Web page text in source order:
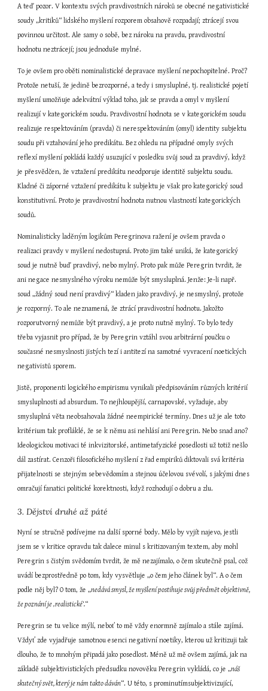
A teď pozor. V kontextu svých pravdivostních nároků se obecné negativistické
soudy „kritiků“ lidského myšlení rozporem obsahově rozpadají; ztrácejí svou
povinnou určitost. Ale samy o sobě, bez nároku na pravdu, pravdivostní
hodnotu neztrácejí; jsou jednoduše mylné.
To je ovšem pro oběti nominalistické depravace myšlení nepochopitelné. Proč?
Protože netuší, že jedině bezrozporné, a tedy i smysluplné, tj. realistické pojetí
myšlení umožňuje adekvátní výklad toho, jak se pravda a omyl v myšlení
realizují v kategorickém soudu. Pravdivostní hodnota se v kategorickém soudu
realizuje respektováním (pravda) či nerespektováním (omyl) identity subjektu
soudu při vztahování jeho predikátu. Bez ohledu na případné omyly svých
reflexí myšlení pokládá každý usuzující v posledku svůj soud za pravdivý, když
je přesvědčen, že vztažení predikátu neodporuje identitě subjektu soudu.
Kladné či záporné vztažení predikátu k subjektu je však pro kategorický soud
konstitutivní. Proto je pravdivostní hodnota nutnou vlastností kategorických
soudů.
Nominalisticky laděným logikům Peregrinova ražení je ovšem pravda o
realizaci pravdy v myšlení nedostupná. Proto jim také uniká, že kategorický
soud je nutně buď pravdivý, nebo mylný. Proto pak může Peregrin tvrdit, že
ani negace nesmyslného výroku nemůže být smysluplná. Jenže: Je-li např.
soud „žádný soud není pravdivý“ kladen jako pravdivý, je nesmyslný, protože
je rozporný. To ale neznamená, že ztrácí pravdivostní hodnotu. Jakožto
rozporutvorný nemůže být pravdivý, a je proto nutně mylný. To bylo tedy
třeba vyjasnit pro případ, že by Peregrin vztáhl svou arbitrární poučku o
současné nesmyslnosti jistých tezí i antitezí na samotné vyvracení noetických
negativistů sporem.
Jistě, proponenti logického empirismu vynikali předpisováním různých kritérií
smysluplnosti ad absurdum. To nejhloupější, carnapovské, vyžaduje, aby
smysluplná věta neobsahovala žádné neempirické termíny. Dnes už je ale toto
kritérium tak profláklé, že se k němu asi nehlásí ani Peregrin. Nebo snad ano?
Ideologickou motivaci té inkvizitorské, antimetafyzické posedlosti už totiž nešlo
dál zastírat. Cenzoři filosofického myšlení z řad empiriků diktovali svá kritéria
přijatelnosti se stejným sebevědomím a stejnou účelovou svévolí, s jakými dnes
omračují fanatici politické korektnosti, když rozhodují o dobru a zlu.
3. Dějství druhé až páté
Nyní se stručně podívejme na další sporné body. Mělo by vyjít najevo, jestli
jsem se v kritice opravdu tak dalece minul s kritizovaným textem, aby mohl
Peregrin s čistým svědomím tvrdit, že mě nezajímalo, o čem skutečně psal, což
uvádí bezprostředně po tom, kdy vysvětluje „o čem jeho článek byl“. A o čem
podle něj byl? O tom, že „nedává smysl, že myšlení postihuje svůj předmět objektivně,
že poznání je ‚realistické‘.“
Peregrin se tu velice mýlí, neboť to mě vždy enormně zajímalo a stále zajímá.
Vždyť zde vyjadřuje samotnou esenci negativní noetiky, kterou už kritizuji tak
dlouho, že to mnohým připadá jako posedlost. Méně už mě ovšem zajímá, jak na
základě subjektivistických předsudku novověku Peregrin vykládá, co je „náš
skutečný svět, který je nám takto dáván“. U této, s prominutímsubjektivizující,